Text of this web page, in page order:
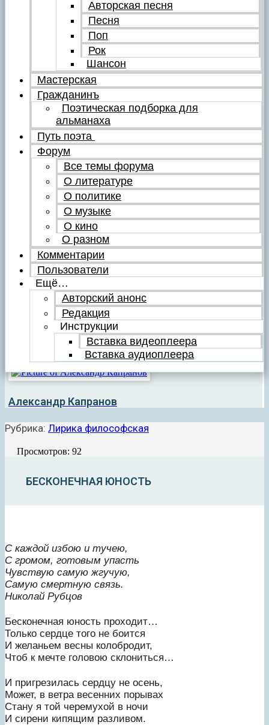
Авторская песня
Песня
Поп
Рок
Шансон
Мастерская
Гражданинъ
Поэтическая подборка для
альманаха
Путь поэта
Форум
Все темы форума
О литературе
О политике
О музыке
О кино
О разном
Комментарии
Пользователи
Ещё…
Авторский анонс
Редакция
Инструкции
Вставка видеоплеера
Вставка аудиоплеера
Александр Капранов
Рубрика: Лирика философская
Просмотров: 92
БЕСКОНЕЧНАЯ ЮНОСТЬ
С каждой избою и тучею,
С громом, готовым упасть
Чувствую самую жгучую,
Самую смертную связь.
Николай Рубцов
Бесконечная юность проходит…
Только сердце того не боится
И желаньем весны колобродит,
Чтоб к мечте головою склониться…
И пригрезилась сердцу не осень,
Может, в ветра весенних порывах
Стану я той черемухой в ночи
И сирени кипящим разливом.